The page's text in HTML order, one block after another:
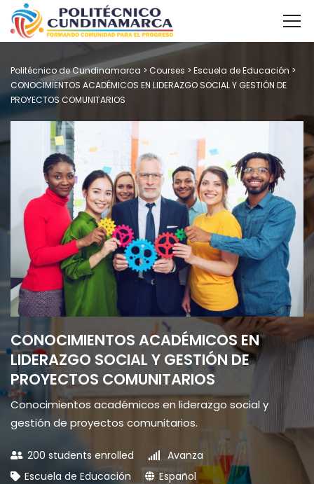
Politécnico de Cundinamarca > Courses > Escuela de Educación >
CONOCIMIENTOS ACADÉMICOS EN LIDERAZGO SOCIAL Y GESTIÓN DE
PROYECTOS COMUNITARIOS
CONOCIMIENTOS ACADÉMICOS EN
LIDERAZGO SOCIAL Y GESTIÓN DE
PROYECTOS COMUNITARIOS
Conocimientos académicos en liderazgo social y
gestión de proyectos comunitarios.
200 students enrolled
Avanza
Escuela de Educación
Español